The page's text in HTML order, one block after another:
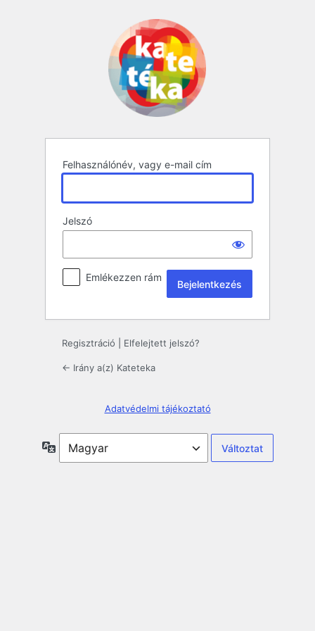
Felhasználónév, vagy e-mail cím
Jelszó
Emlékezzen rám
Regisztráció Elfelejtett jelszó?
← Irány a(z) Kateteka
Adatvédelmi tájékoztató
Nyelv